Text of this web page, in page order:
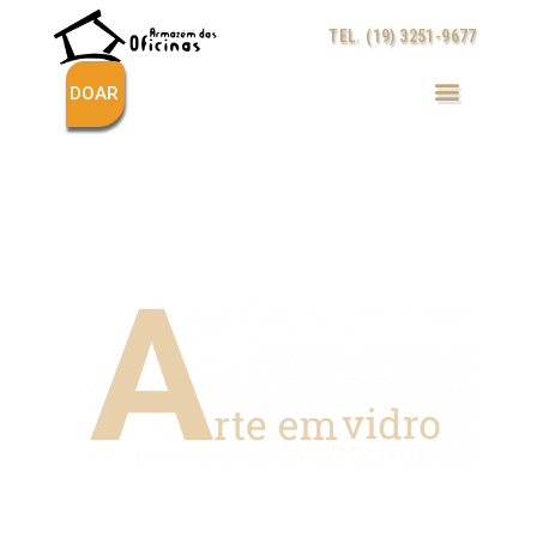
conteúdo
TEL. (19) 3251-9677
DOAR